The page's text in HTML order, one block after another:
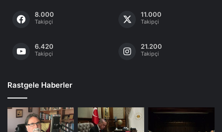
8.000
Takipçi
11.000
Takipçi
6.420
Takipçi
21.200
Takipçi
Rastgele Haberler